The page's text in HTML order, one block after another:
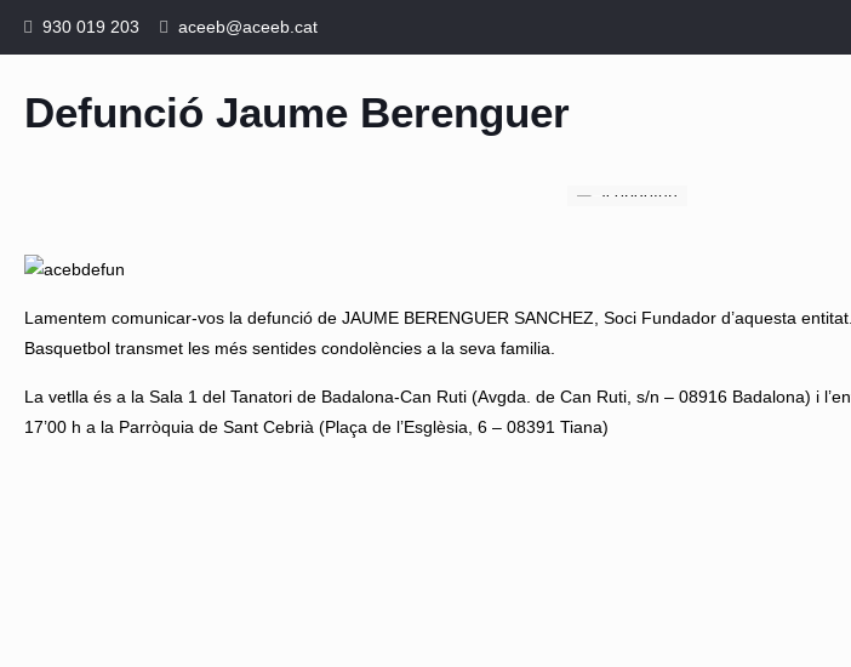
930 019 203 aceeb@aceeb.cat
Defunció Jaume Berenguer
Lamentem comunicar-vos la defunció de JAUME BERENGUER SANCHEZ, Soci Fundador d’aquesta
Basquetbol transmet les més sentides condolències a la seva familia.
La vetlla és a la Sala 1 del Tanatori de Badalona-Can Ruti (Avgda. de Can Ruti, s/n – 08916 Badalona) i
17’00 h a la Parròquia de Sant Cebrià (Plaça de l’Esglèsia, 6 – 08391 Tiana)